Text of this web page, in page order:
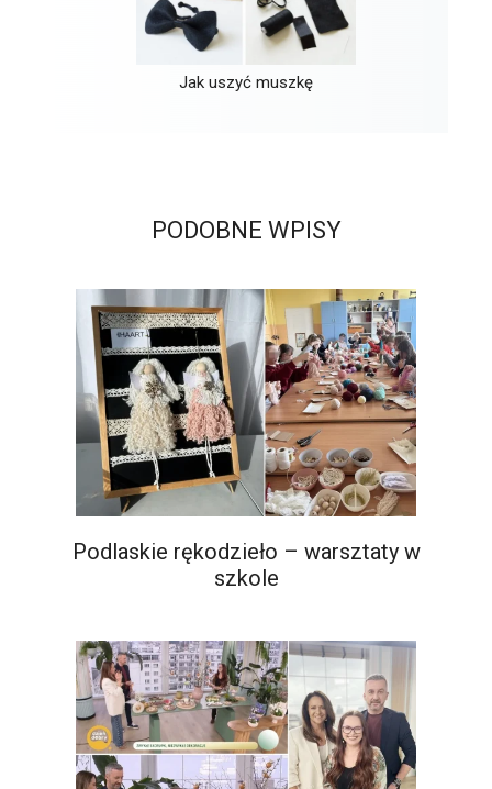
Jak uszyć muszkę
PODOBNE WPISY
Podlaskie rękodzieło – warsztaty w
szkole